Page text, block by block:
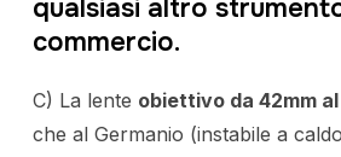
qualsiasi altro
commercio.
C) La lente obiettivo da 42mm al
che al Germanio (instabile a